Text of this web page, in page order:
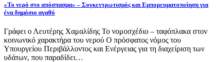
«Το νερό στο απόσπασμα» – Συγκεντρωτισμός και Εμπορευματοποίηση για
ένα δημόσιο αγαθό
Γράφει ο Λευτέρης Χαμαλίδης Το νομοσχέδιο – ταφόπλακα στον
κοινωνικό χαρακτήρα του νερού Ο πρόσφατος νόμος του
Υπουργείου Περιβάλλοντος και Ενέργειας για τη διαχείριση των
υδάτων, που παραδίδει…